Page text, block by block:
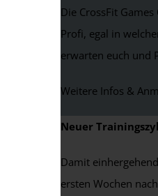
Die CrossFit
Profi, egal in
erwarten euch und
Weitere Infos &
Neuer
Damit
ersten Wochen